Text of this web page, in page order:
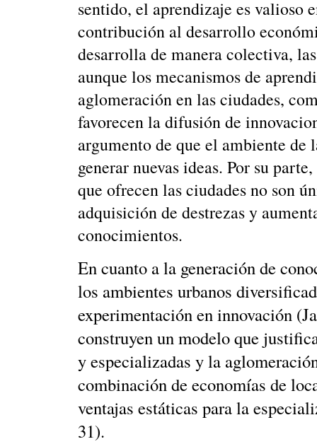
sentido, el aprendizaje es valioso
contribución al desarrollo
desarrolla de manera colectiva,
aunque los mecanismos de
aglomeración en las ciudades,
favorecen la difusión de
argumento de que el ambiente de
generar nuevas ideas. Por su
que ofrecen las ciudades no son
adquisición de destrezas y
conocimientos.
En cuanto a la generación de
los ambientes urbanos
experimentación en innovación
construyen un modelo que
y especializadas y la
combinación de economías de
ventajas estáticas para la
31).